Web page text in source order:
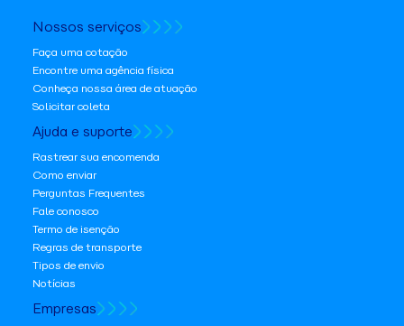
Nossos serviços
Faça uma cotação
Encontre uma agência física
Conheça nossa área de atuação
Solicitar coleta
Ajuda e suporte
Rastrear sua encomenda
Como enviar
Perguntas Frequentes
Fale conosco
Termo de isenção
Regras de transporte
Tipos de envio
Notícias
Empresas